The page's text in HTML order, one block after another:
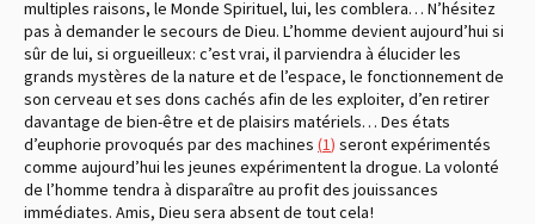
multiples raisons, le Monde Spirituel, lui, les comblera… N’hésitez
pas à demander le secours de Dieu. L’homme devient aujourd’hui si
sûr de lui, si orgueilleux : c’est vrai, il parviendra à élucider les
grands mystères de la nature et de l’espace, le fonctionnement de
son cerveau et ses dons cachés afin de les exploiter, d’en retirer
davantage de bien-être et de plaisirs matériels… Des états
d’euphorie provoqués par des machines (1) seront expérimentés
comme aujourd’hui les jeunes expérimentent la drogue. La volonté
de l’homme tendra à disparaître au profit des jouissances
immédiates. Amis, Dieu sera absent de tout cela !